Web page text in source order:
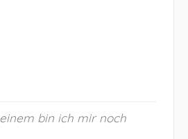
bin ich mir noch